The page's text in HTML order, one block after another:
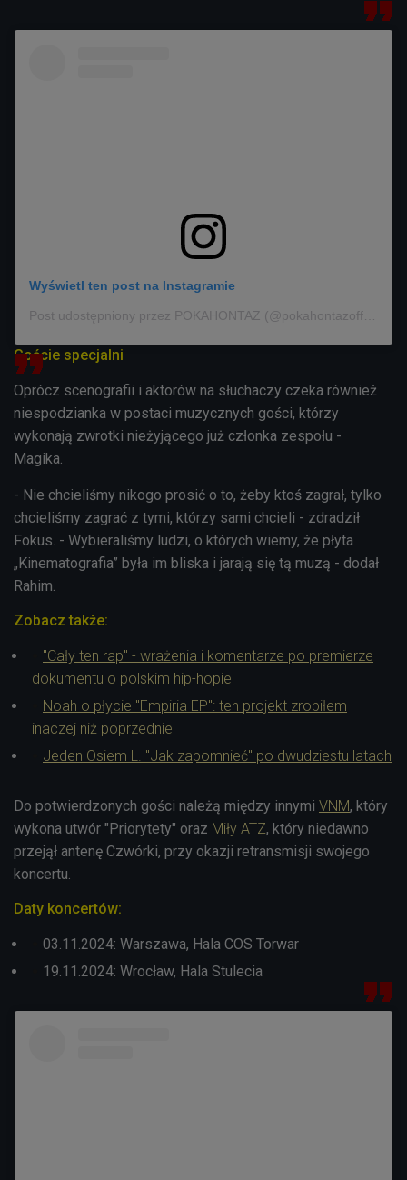
Wyświetl ten post na Instagramie
Goście specjalni
Oprócz scenografii i aktorów na słuchaczy czeka również
niespodzianka w postaci muzycznych gości, którzy
wykonają zwrotki nieżyjącego już członka zespołu -
Magika.
- Nie chcieliśmy nikogo prosić o to, żeby ktoś zagrał, tylko
chcieliśmy zagrać z tymi, którzy sami chcieli - zdradził
Fokus. - Wybieraliśmy ludzi, o których wiemy, że płyta
„Kinematografia” była im bliska i jarają się tą muzą - dodał
Rahim.
Zobacz także:
"Cały ten rap" - wrażenia i komentarze po premierze
dokumentu o polskim hip-hopie
Noah o płycie "Empiria EP": ten projekt zrobiłem
inaczej niż poprzednie
Jeden Osiem L. "Jak zapomnieć" po dwudziestu latach
Do potwierdzonych gości należą między innymi VNM, który
wykona utwór "Priorytety" oraz Miły ATZ, który niedawno
przejął antenę Czwórki, przy okazji retransmisji swojego
koncertu.
Daty koncertów:
03.11.2024: Warszawa, Hala COS Torwar
19.11.2024: Wrocław, Hala Stulecia